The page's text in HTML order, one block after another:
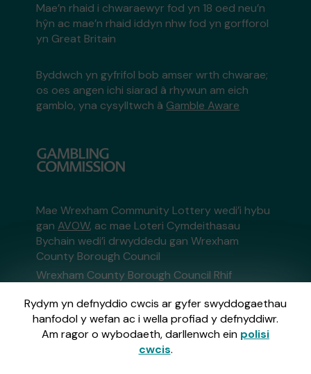
Rydym yn defnyddio cwcis ar gyfer swyddogaethau
hanfodol y wefan ac i wella profiad y defnyddiwr.
Am ragor o wybodaeth, darllenwch ein polisi
cwcis.
Mae’n rhaid i chwaraewyr fod yn 18 oed neu’n
hŷn ac mae’n rhaid iddyn nhw fod yn gorfforol
yn Great Britain
Byddwch yn gyfrifol bob amser wrth chwarae;
os oes angen ichi siarad â rhywun am eich
gamblo, yna cysylltwch â Gamble Aware
Mae Wrexham Community Lottery wedi’i hybu
ganAVOW, ac mae Loteri Cymdeithasau
Bychain wedi’i drwyddedu gan Wrexham
County Borough Council
Wrexham County Borough Council Rhif
Gweinyddir y wefan hon gan Gatherwell,
Rheolwr Loteri Allanol sydd wedi'i drwyddedu
a'i reoleiddio ym Mhrydain Fawr gan